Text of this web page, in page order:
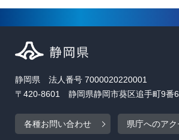
静岡県 法人番号 7000020220001
〒420-8601 静岡県静岡市葵区追手町9番
各種お問い合わせ 県庁へのアク